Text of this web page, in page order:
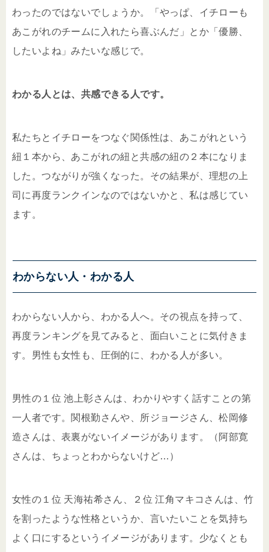
わったのではないでしょうか。「やっぱ、イチローも
あこがれのチームに入れたら喜ぶんだ」とか「優勝、
したいよね」みたいな感じで。
わかる人とは、共感できる人です。
私たちとイチローをつなぐ関係性は、あこがれという
紐１本から、あこがれの紐と共感の紐の２本になりま
した。つながりが強くなった。その結果が、理想の上
司に再度ランクインなのではないかと、私は感じてい
ます。
わからない人・わかる人
わからない人から、わかる人へ。その視点を持って、
再度ランキングを見てみると、面白いことに気付きま
す。男性も女性も、圧倒的に、わかる人が多い。
男性の１位 池上彰さんは、わかりやすく話すことの第
一人者です。関根勤さんや、所ジョージさん、松岡修
造さんは、表裏がないイメージがあります。（阿部寛
さんは、ちょっとわからないけど…）
女性の１位 天海祐希さん、２位 江角マキコさんは、竹
を割ったような性格というか、言いたいことを気持ち
よく口にするというイメージがあります。少なくとも